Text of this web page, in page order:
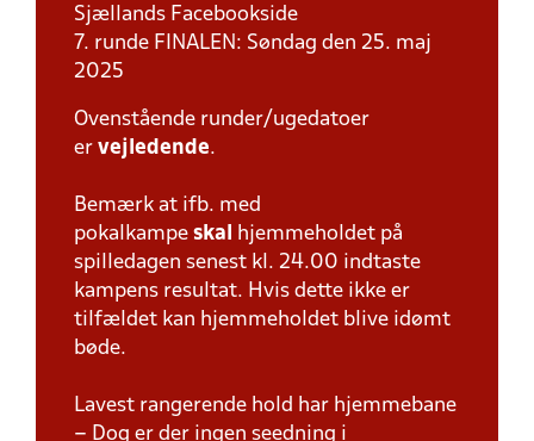
Sjællands Facebookside
7. runde FINALEN: Søndag den 25. maj
2025
Ovenstående runder/ugedatoer
er vejledende.
Bemærk at ifb. med
pokalkampe skal
hjemmeholdet på
spilledagen senest kl. 24.00 indtaste
kampens resultat. Hvis dette ikke er
tilfældet kan hjemmeholdet blive idømt
bøde.
Lavest rangerende hold har hjemmebane
– Dog er der ingen seedning i